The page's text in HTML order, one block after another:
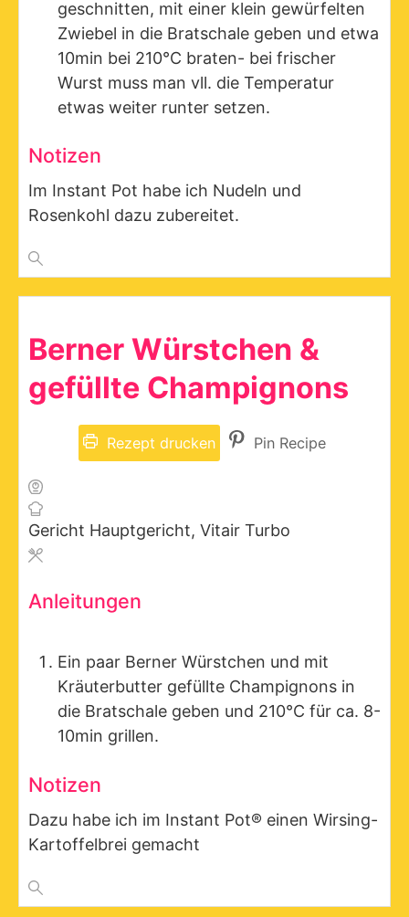
geschnitten, mit einer klein gewürfelten
Zwiebel in die Bratschale geben und etwa
10min bei 210°C braten- bei frischer
Wurst muss man vll. die Temperatur
etwas weiter runter setzen.
Notizen
Im Instant Pot habe ich Nudeln und
Rosenkohl dazu zubereitet.
Berner Würstchen &
gefüllte Champignons
Rezept drucken Pin Recipe
Gericht Hauptgericht, Vitair Turbo
Anleitungen
Ein paar Berner Würstchen und mit
Kräuterbutter gefüllte Champignons in
die Bratschale geben und 210°C für ca. 8-
10min grillen.
Notizen
Dazu habe ich im Instant Pot® einen Wirsing-
Kartoffelbrei gemacht